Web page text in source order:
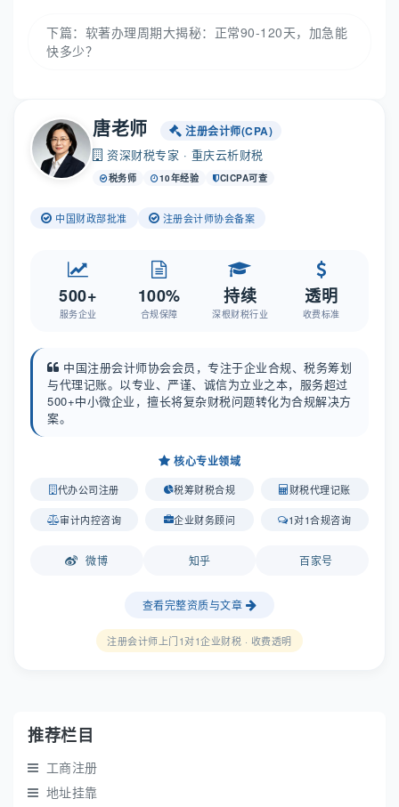
下篇： 软著办理周期大揭秘：正常90-120天，加急能
快多少？
唐老师 注册会计师(CPA)
资深财税专家 · 重庆云析财税
税务师 10年经验 CICPA可查
中国财政部批准 注册会计师协会备案
500+
服务企业
100%
合规保障
持续
深根财税行业
透明
收费标准
中国注册会计师协会会员，专注于企业合规、税务筹划
与代理记账。以专业、严谨、诚信为立业之本，服务超过
500+中小微企业，擅长将复杂财税问题转化为合规解决方
案。
核心专业领域
代办公司注册 税筹财税合规 财税代理记账
审计内控咨询 企业财务顾问 1对1合规咨询
微博 知乎 百家号
查看完整资质与文章
注册会计师上门1对1企业财税 · 收费透明
推荐栏目
工商注册
地址挂靠